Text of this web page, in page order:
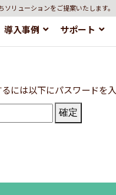
リューションをご提案いたします。
導入事例 サポート
には以下にパスワードを